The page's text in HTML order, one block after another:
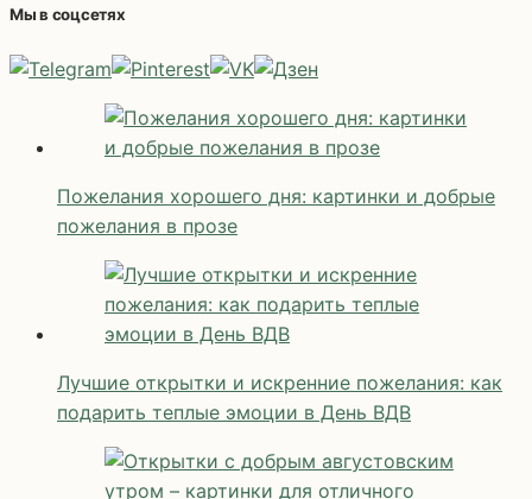
Мы в соцсетях
Пожелания хорошего дня: картинки и добрые
пожелания в прозе
Лучшие открытки и искренние пожелания: как
подарить теплые эмоции в День ВДВ